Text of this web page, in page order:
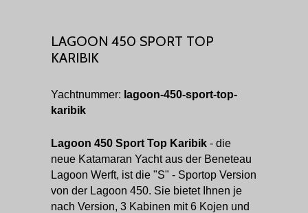
LAGOON 450 SPORT TOP
KARIBIK
Yachtnummer: lagoon-450-sport-top-
karibik
Lagoon 450 Sport Top Karibik - die
neue Katamaran Yacht aus der Beneteau
Lagoon Werft, ist die "S" - Sportop Version
von der Lagoon 450. Sie bietet Ihnen je
nach Version, 3 Kabinen mit 6 Kojen und